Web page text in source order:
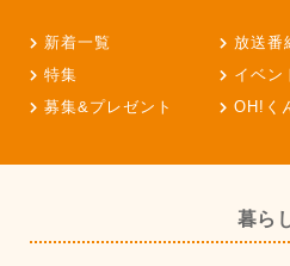
新着一覧 放送番
特集
イベン
募集&プレゼント
OH!く
暮ら